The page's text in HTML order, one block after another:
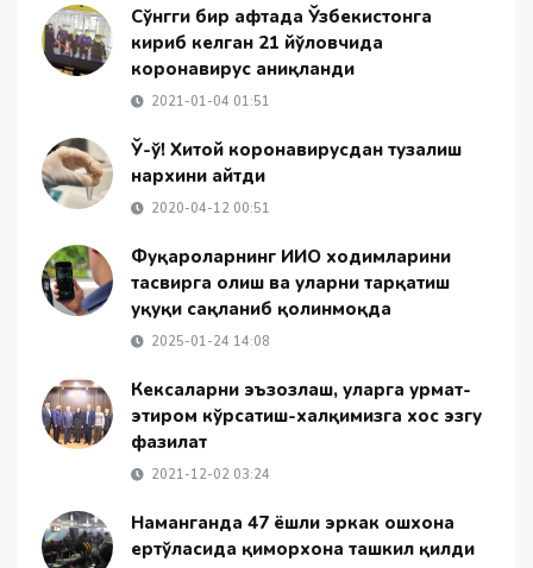
Сўнгги бир ҳафтада Ўзбекистонга
кириб келган 21 йўловчида
коронавирус аниқланди
2021-01-04 01:51
Ўҳ-ҳў! Хитой коронавирусдан тузалиш
нархини айтди
2020-04-12 00:51
Фуқароларнинг ИИО ходимларини
тасвирга олиш ва уларни тарқатиш
ҳуқуқи сақланиб қолинмоқда
2025-01-24 14:08
Кексаларни эъзозлаш, уларга ҳурмат-
эҳтиром кўрсатиш-халқимизга хос эзгу
фазилат
2021-12-02 03:24
Наманганда 47 ёшли эркак ошхона
ертўласида қиморхона ташкил қилди